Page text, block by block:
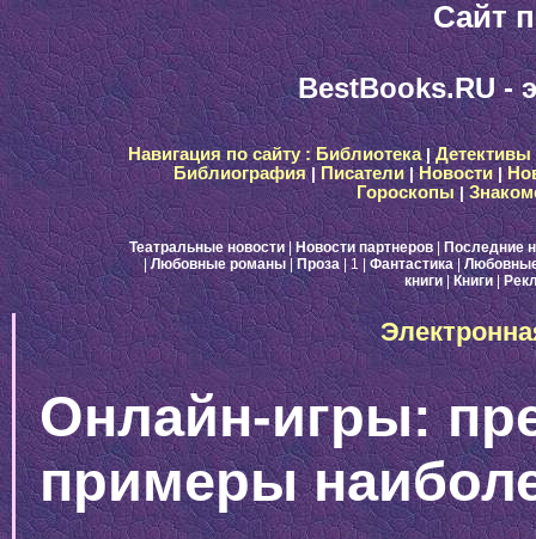
Сайт
BestBooks.RU -
Навигация по сайту : Библиотека|Детективы
Библиография| Писатели|Новости |
Гороскопы|
Театральные новости|Новости партнеров| Последние
|Любовные романы |Проза| 1 Фантастика|
книги| Книги|
Онлайн-игры:
примеры